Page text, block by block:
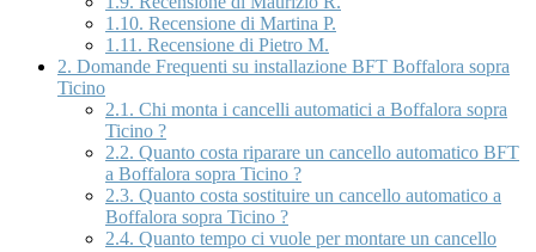
1.10. Recensione di Martina P.
1.11. Recensione di Pietro M.
2. Domande Frequenti su installazione BFT Boffalora sopra
Ticino
2.1. Chi monta i cancelli automatici a Boffalora sopra
Ticino ?
2.2. Quanto costa riparare un cancello automatico BFT
a Boffalora sopra Ticino ?
2.3. Quanto costa sostituire un cancello automatico a
Boffalora sopra Ticino ?
2.4. Quanto tempo ci vuole per montare un cancello